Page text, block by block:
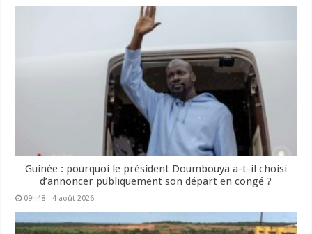
Guinée : pourquoi le président Doumbouya a-t-il choisi
d’annoncer publiquement son départ en congé ?
09h48 - 4 août 2026